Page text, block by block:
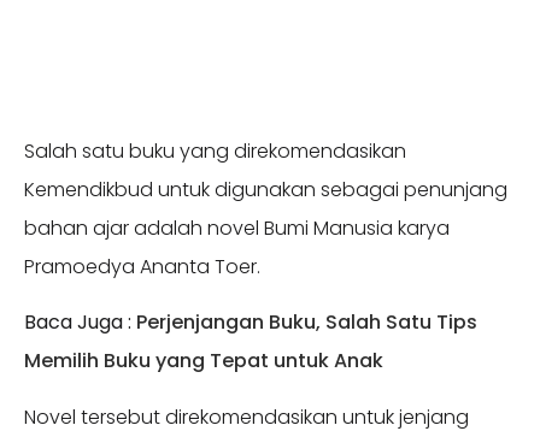
Salah satu buku yang direkomendasikan
Kemendikbud untuk digunakan sebagai penunjang
bahan ajar adalah novel Bumi Manusia karya
Pramoedya Ananta Toer.
Baca Juga : Perjenjangan Buku, Salah Satu Tips
Memilih Buku yang Tepat untuk Anak
Novel tersebut direkomendasikan untuk jenjang